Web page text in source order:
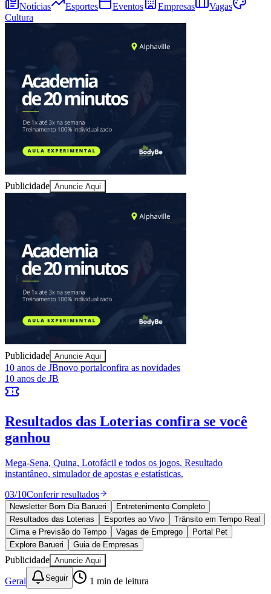
Sport
Notícias Esportes Eventos Empresas
Vagas
Cultura
Publicidade Anuncie Aqui
Publicidade Anuncie Aqui